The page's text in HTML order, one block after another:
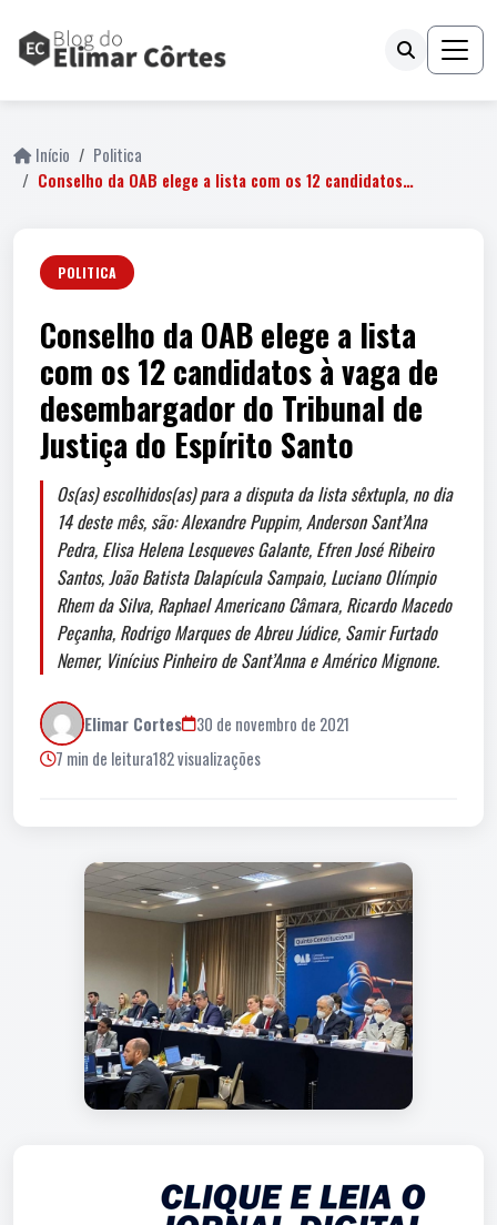
Início
Politica
Conselho da OAB elege a lista com os 12 candidatos…
POLITICA
Conselho da OAB elege a lista
com os 12 candidatos à vaga de
desembargador do Tribunal de
Justiça do Espírito Santo
Os(as) escolhidos(as) para a disputa da lista sêxtupla, no dia
14 deste mês, são: Alexandre Puppim, Anderson Sant’Ana
Pedra, Elisa Helena Lesqueves Galante, Efren José Ribeiro
Santos, João Batista Dalapícula Sampaio, Luciano Olímpio
Rhem da Silva, Raphael Americano Câmara, Ricardo Macedo
Peçanha, Rodrigo Marques de Abreu Júdice, Samir Furtado
Nemer, Vinícius Pinheiro de Sant’Anna e Américo Mignone.
Elimar Cortes
30 de novembro de 2021
7 min de leitura182 visualizações